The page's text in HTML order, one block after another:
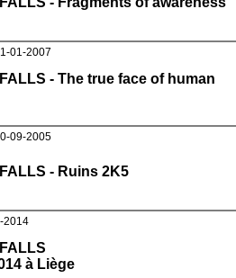
01-2007
- The true face of human
09-2005
- Ruins 2K5
2014
à Liège